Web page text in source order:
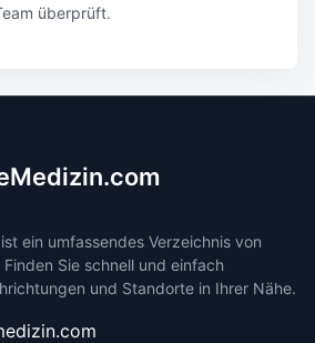
überprüft.
ein umfassendes Verzeichnis von
Sie schnell und einfach
und Standorte in Ihrer Nähe.